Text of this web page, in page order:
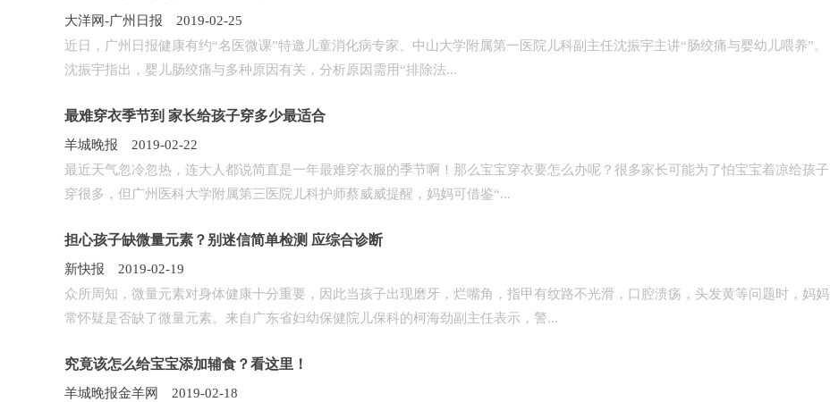
大洋网-广州日报 2019-02-25
近日，广州日报健康有约“名医微课”特邀儿童消化病专家、中山大学附属第一医院儿科副主任沈振宇主讲“肠绞痛与婴幼儿喂养”。
沈振宇指出，婴儿肠绞痛与多种原因有关，分析原因需用“排除法...
最难穿衣季节到 家长给孩子穿多少最适合
羊城晚报 2019-02-22
最近天气忽冷忽热，连大人都说简直是一年最难穿衣服的季节啊！那么宝宝穿衣要怎么办呢？很多家长可能为了怕宝宝着凉给孩子
穿很多，但广州医科大学附属第三医院儿科护师蔡威威提醒，妈妈可借鉴“...
担心孩子缺微量元素？别迷信简单检测 应综合诊断
新快报 2019-02-19
众所周知，微量元素对身体健康十分重要，因此当孩子出现磨牙，烂嘴角，指甲有纹路不光滑，口腔溃疡，头发黄等问题时，妈妈
常怀疑是否缺了微量元素。来自广东省妇幼保健院儿保科的柯海劲副主任表示，警...
究竟该怎么给宝宝添加辅食？看这里！
羊城晚报金羊网 2019-02-18